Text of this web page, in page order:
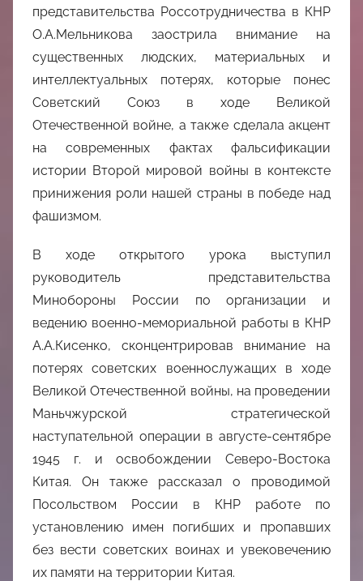
представительства Россотрудничества в КНР
О.А.Мельникова заострила внимание на
существенных людских, материальных и
интеллектуальных потерях, которые понес
Советский Союз в ходе Великой
Отечественной войне, а также сделала акцент
на современных фактах фальсификации
истории Второй мировой войны в контексте
принижения роли нашей страны в победе над
фашизмом.
В ходе открытого урока выступил
руководитель представительства
Минобороны России по организации и
ведению военно-мемориальной работы в КНР
А.А.Кисенко, сконцентрировав внимание на
потерях советских военнослужащих в ходе
Великой Отечественной войны, на проведении
Маньчжурской стратегической
наступательной операции в августе-сентябре
1945 г. и освобождении Северо-Востока
Китая. Он также рассказал о проводимой
Посольством России в КНР работе по
установлению имен погибших и пропавших
без вести советских воинах и увековечению
их памяти на территории Китая.